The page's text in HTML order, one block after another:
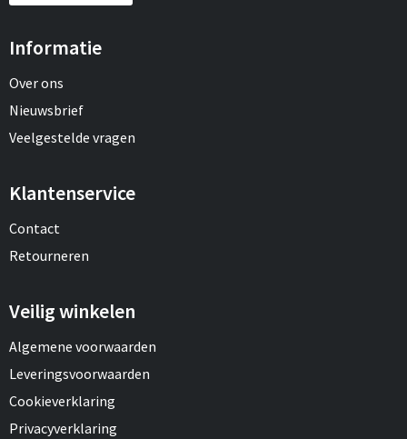
Informatie
Over ons
Nieuwsbrief
Veelgestelde vragen
Klantenservice
Contact
Retourneren
Veilig winkelen
Algemene voorwaarden
Leveringsvoorwaarden
Cookieverklaring
Privacyverklaring